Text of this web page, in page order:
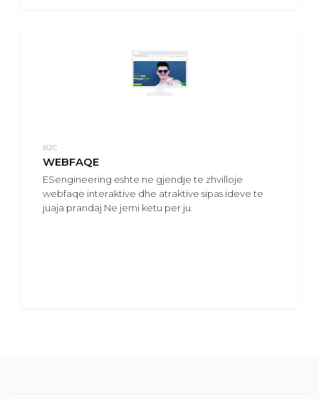
B2C
WEBFAQE
ESengineering eshte ne gjendje te zhvilloje
webfaqe interaktive dhe atraktive sipas ideve te
juaja prandaj Ne jemi ketu per ju.